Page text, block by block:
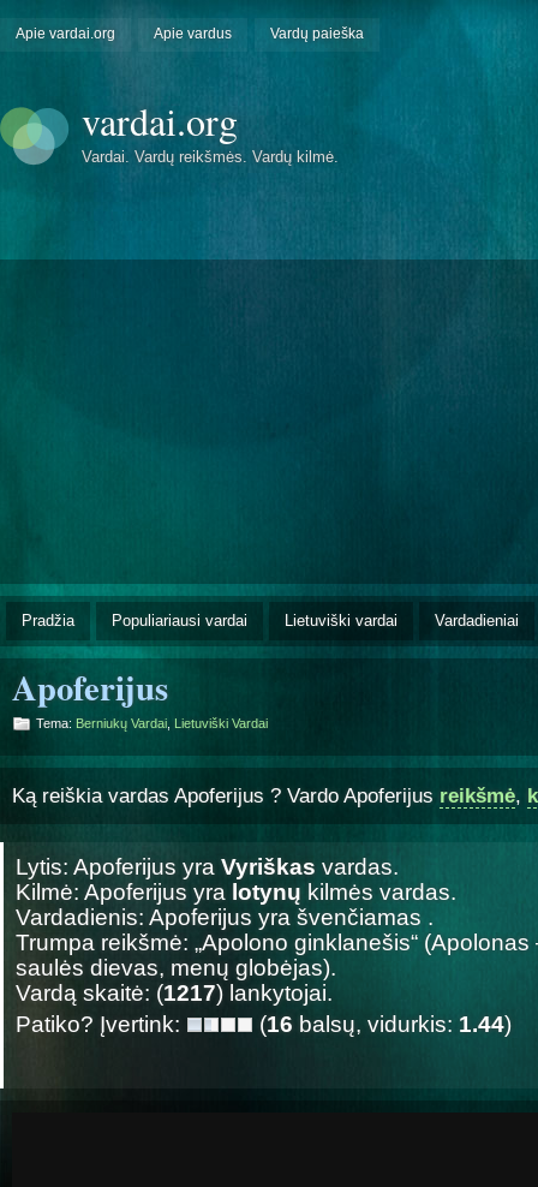
Apie vardai.org Apie vardus Vardų paieška
vardai.org
Vardai. Vardų reikšmės. Vardų kilmė.
Pradžia Populiariausi vardai Lietuviški vardai Vardadieniai
Apoferijus
Tema: Berniukų Vardai Lietuviški Vardai
Ką reiškia vardas Apoferijus ? Vardo Apoferijus reikšmė,
Lytis: Apoferijus yra Vyriškas vardas.
Kilmė: Apoferijus yra lotynų kilmės vardas.
Vardadienis: Apoferijus yra švenčiamas .
Trumpa reikšmė: „Apolono ginklanešis“
saulės dievas, menų globėjas).
Vardą skaitė: (1217) lankytojai.
Patiko? Įvertink:
(16 balsų, vidurkis: 1.44)